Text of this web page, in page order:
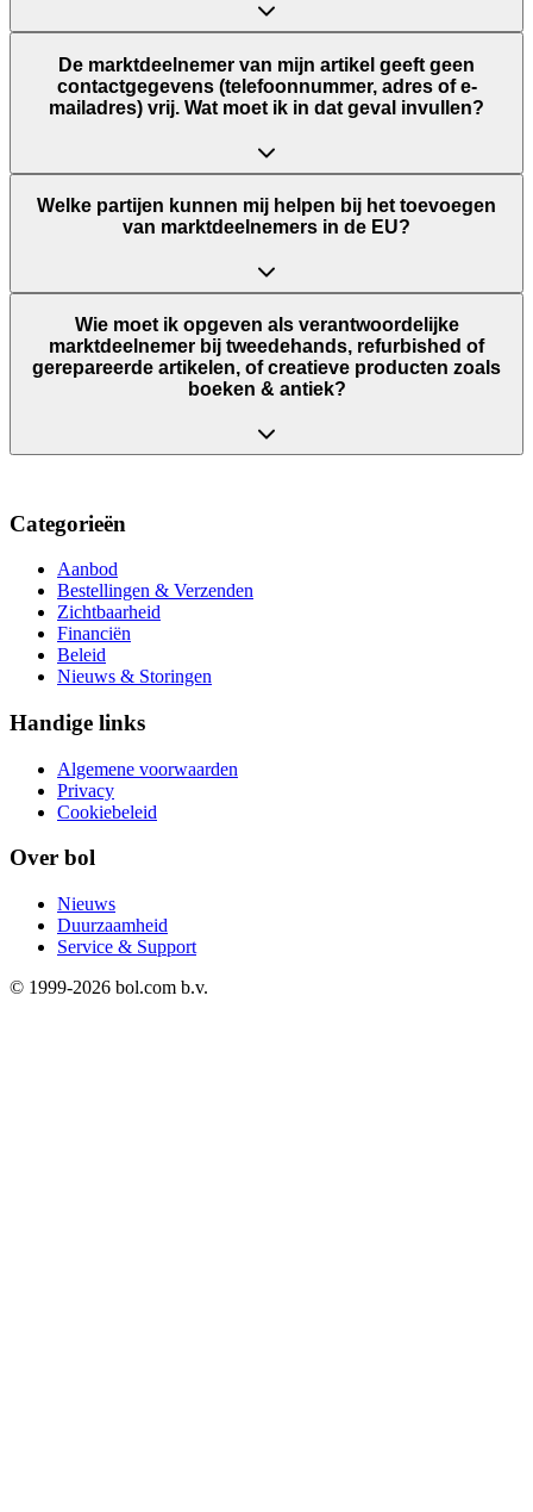
De marktdeelnemer van mijn artikel geeft geen
contactgegevens (telefoonnummer, adres of e-
mailadres) vrij. Wat moet ik in dat geval invullen?
Welke partijen kunnen mij helpen bij het toevoegen
van marktdeelnemers in de EU?
Wie moet ik opgeven als verantwoordelijke
marktdeelnemer bij tweedehands, refurbished of
gerepareerde artikelen, of creatieve producten zoals
boeken & antiek?
Categorieën
Aanbod
Bestellingen & Verzenden
Zichtbaarheid
Financiën
Beleid
Nieuws & Storingen
Handige links
Algemene voorwaarden
Privacy
Cookiebeleid
Over bol
Nieuws
Duurzaamheid
Service & Support
© 1999-2026 bol.com b.v.